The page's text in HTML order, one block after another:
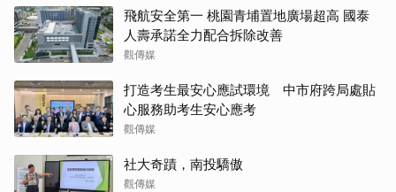
飛航安全第一 桃園青埔置地廣場超高 國泰
人壽承諾全力配合拆除改善
觀傳媒
打造考生最安心應試環境 中市府跨局處貼
心服務助考生安心應考
觀傳媒
社大奇蹟，南投驕傲
觀傳媒